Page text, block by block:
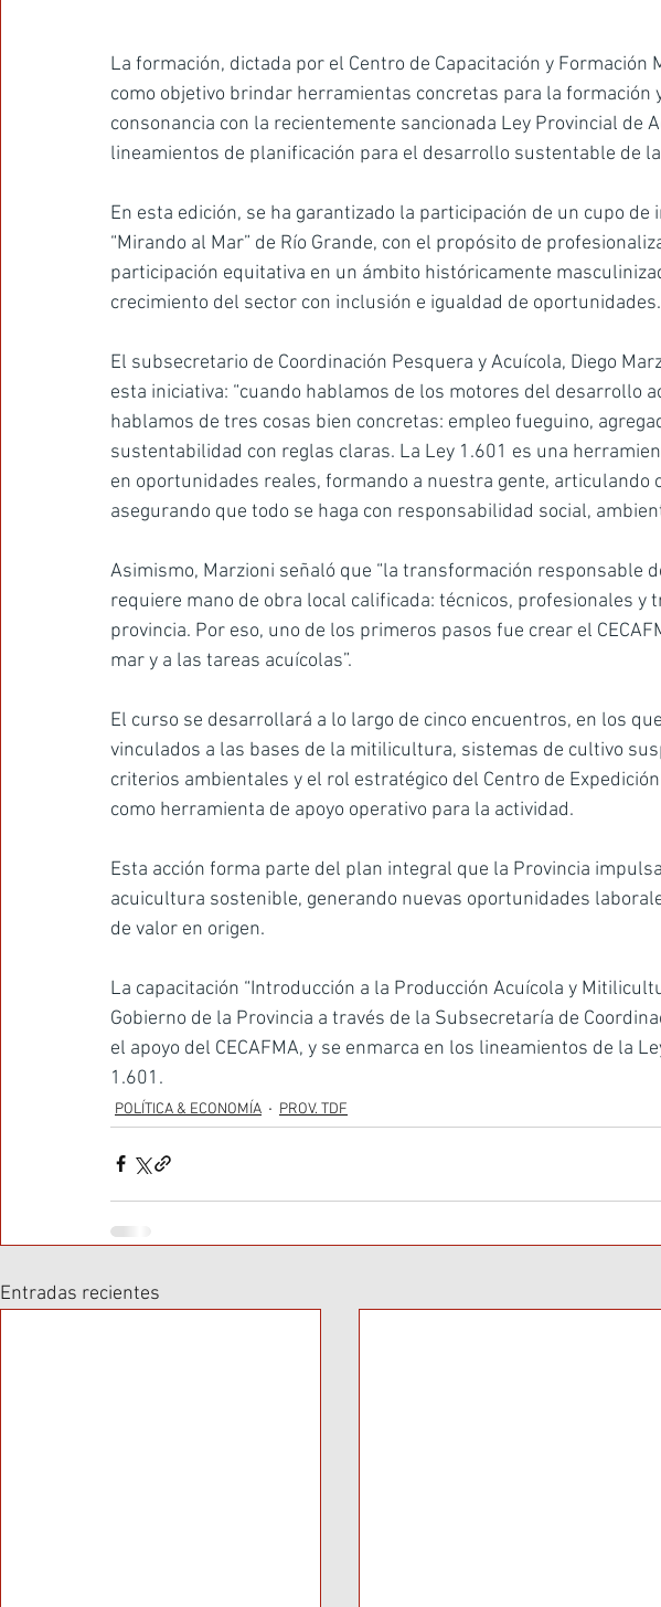
La formación, dictada por el Centro de Capacitación y Formación
como objetivo brindar herramientas concretas para la formación
consonancia con la recientemente sancionada Ley Provincial de
lineamientos de planificación para el desarrollo sustentable de
En esta edición, se ha garantizado la participación de un cupo de
“Mirando al Mar” de Río Grande, con el propósito de
participación equitativa en un ámbito históricamente
crecimiento del sector con inclusión e igualdad de oportunidades.
El subsecretario de Coordinación Pesquera y Acuícola, Diego
esta iniciativa: “cuando hablamos de los motores del desarrollo
hablamos de tres cosas bien concretas: empleo fueguino,
sustentabilidad con reglas claras. La Ley 1.601 es una
en oportunidades reales, formando a nuestra gente, articulando
asegurando que todo se haga con responsabilidad social,
Asimismo, Marzioni señaló que “la transformación responsable
requiere mano de obra local calificada: técnicos, profesionales y
provincia. Por eso, uno de los primeros pasos fue crear el
mar y a las tareas acuícolas”.
El curso se desarrollará a lo largo de cinco encuentros, en los
vinculados a las bases de la mitilicultura, sistemas de cultivo
criterios ambientales y el rol estratégico del Centro de
como herramienta de apoyo operativo para la actividad.
Esta acción forma parte del plan integral que la Provincia
acuicultura sostenible, generando nuevas oportunidades
de valor en origen.
La capacitación “Introducción a la Producción Acuícola y
Gobierno de la Provincia a través de la Subsecretaría de
el apoyo del CECAFMA, y se enmarca en los lineamientos de la
1.601.
POLÍTICA & ECONOMÍA PROV. TDF
Entradas recientes